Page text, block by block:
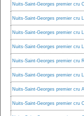
Nuits-Saint-Georges premier cru
Nuits-Saint-Georges premier cru
Nuits-Saint-Georges premier cru
Nuits-Saint-Georges premier cru
Nuits-Saint-Georges premier cru
Nuits-Saint-Georges premier cru
Nuits-Saint-Georges premier cru
Nuits-Saint-Georges premier cru